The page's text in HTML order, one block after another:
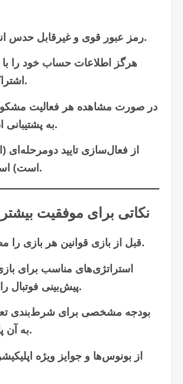
رمز عبور قوی و غیرقابل حدس انتخاب کنید.
هرگز اطلاعات حساب خود را با
اشتراک نگذارید.
در صورت مشاهده هر فعالیت
به پشتیبانی اطلاع دهید.
از فعال‌سازی تایید دومرحله‌ای
است) استفاده کنید.
نکاتی برای موفقیت
قبل از بازی قوانین هر بازی را مطالعه کنید.
استراتژی‌های مناسب برای
پیش‌بینی فوتبال را یاد بگیرید.
بودجه مشخصی برای شرط‌بندی
به آن پایبند باشید.
از بونوس‌ها و جوایز ویژه